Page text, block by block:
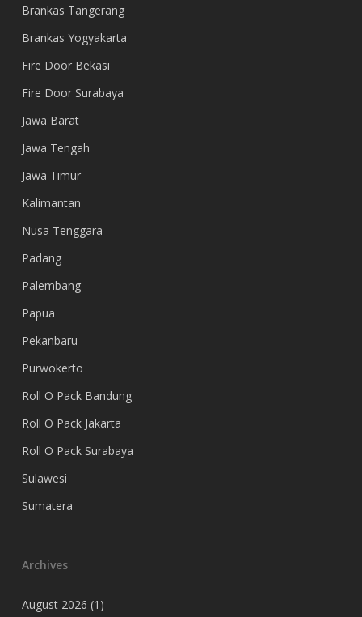
Brankas Tangerang
Brankas Yogyakarta
Fire Door Bekasi
Fire Door Surabaya
Jawa Barat
Jawa Tengah
Jawa Timur
Kalimantan
Nusa Tenggara
Padang
Palembang
Papua
Pekanbaru
Purwokerto
Roll O Pack Bandung
Roll O Pack Jakarta
Roll O Pack Surabaya
Sulawesi
Sumatera
Archives
August 2026 (1)